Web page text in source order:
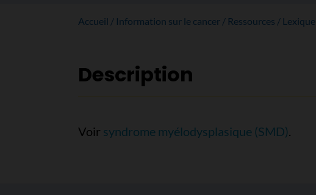
Accueil Information sur le cancer Ressources Lexique
Description
Voir syndrome myélodysplasique (SMD).